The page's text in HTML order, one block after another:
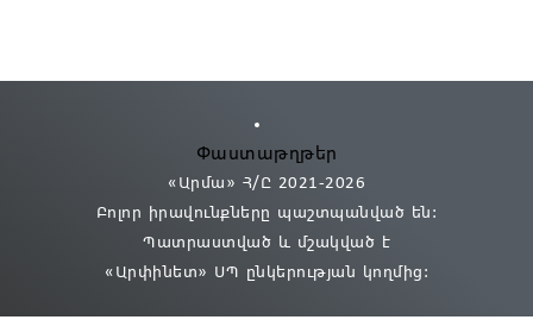
Փաստաթղթեր
«Արմա» Հ/Ը 2021-2026
Բոլոր իրավունքները պաշտպանված են:
Պատրաստված և մշակված է
«Արփինետ» ՍՊ ընկերության կողմից։